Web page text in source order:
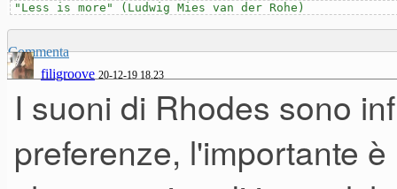
"Less is more" (Ludwig Mies van der Rohe)
Commenta
filigroove 20-12-19 18.23
I suoni di Rhodes sono
preferenze, l'importante